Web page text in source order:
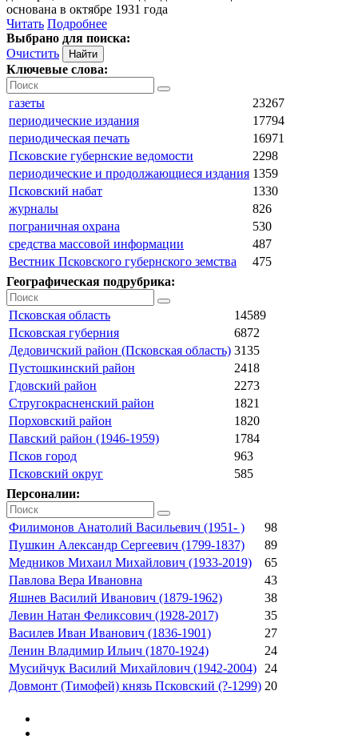
основана в октябре 1931 года
Читать Подробнее
Выбрано для поиска:
Очистить
Ключевые слова:
газеты
23267
периодические издания
17794
периодическая печать
16971
Псковские губернские ведомости
2298
периодические и продолжающиеся издания 1359
Псковский набат
1330
журналы
826
пограничная охрана
530
средства массовой информации
487
Вестник Псковского губернского земства
475
Географическая подрубрика:
Псковская область
14589
Псковская губерния
6872
Дедовичский район (Псковская область) 3135
Пустошкинский район
2418
Гдовский район
2273
Стругокрасненский район
1821
Порховский район
1820
Павский район (1946-1959)
1784
Псков город
963
Псковский округ
585
Персоналии:
Филимонов Анатолий Васильевич (1951- )
98
Пушкин Александр Сергеевич (1799-1837)
89
Медников Михаил Михайлович (1933-2019)
65
Павлова Вера Ивановна
43
Яшнев Василий Иванович (1879-1962)
38
Левин Натан Феликсович (1928-2017)
35
Василев Иван Иванович (1836-1901)
27
Ленин Владимир Ильич (1870-1924)
24
Мусийчук Василий Михайлович (1942-2004)
24
Довмонт (Тимофей) князь Псковский (?-1299) 20